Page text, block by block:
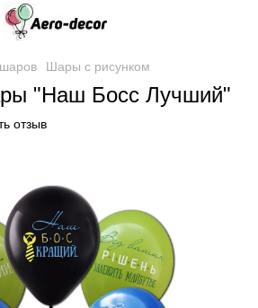
Шары с рисунком
"Наш Босс Лучший"
отзыв